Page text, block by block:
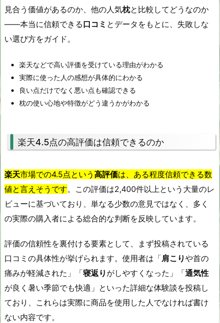
見合う価値があるのか、他の人気枕と比較してどうなのか
――本当に信頼できる口コミ とデータをもとに、失敗しな
い選び方をガイド。
楽天などで高い評価を受けている理由がわかる
実際に使った人の感想が具体的にわかる
良い点だけでなく悪い点も確認できる
枕の使い心地や特徴がどう違うかがわかる
楽天4.5点の高評価は信頼できるのか
楽天市場での4.5点という 高評価は、ある程度信頼できる数
値と言えそうです。この評価は2,400件以上という大量のレ
ビューに基づいており、単なる少数の意見ではなく、多く
の実際の購入者による総合的な判断を反映しています。
評価の信頼性を裏付ける要素として、まず投稿されている
口コミの具体性が挙げられます。使用者は「肩こりや首の
痛みが軽減された」「寝返り がしやすくなった」「通気性
が良く暑い季節でも快適」といった詳細な体験談を投稿し
ており、これらは実際に商品を使用した人でなければ書け
ない内容です。